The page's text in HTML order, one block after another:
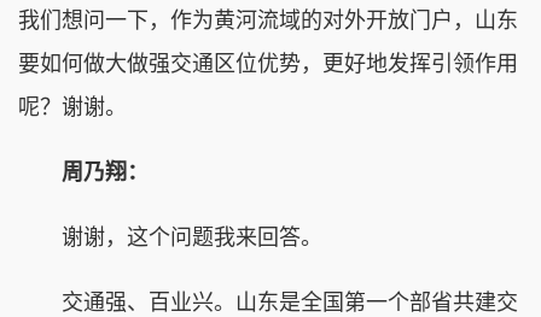
我们想问一下，作为黄河流域的对外开放门户，山东
要如何做大做强交通区位优势，更好地发挥引领作用
呢？谢谢。
周乃翔：
谢谢，这个问题我来回答。
交通强、百业兴。山东是全国第一个部省共建交